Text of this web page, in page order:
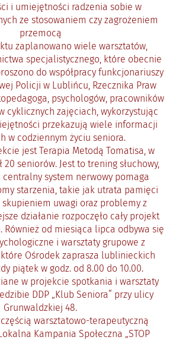
i umiejętności radzenia sobie w
ze stosowaniem czy zagrożeniem
przemocą
zaplanowano wiele warsztatów,
specjalistycznego, które obecnie
do współpracy funkcjonariuszy
Policji w Lublińcu, Rzecznika Praw
psychologów, pracowników
cyklicznych zajęciach, wykorzystując
przekazują wiele informacji
w codziennym życiu seniora.
jest Terapia Metodą Tomatisa, w
20 seniorów. Jest to trening słuchowy,
system nerwowy pomaga
starzenia, takie jak utrata pamięci
skupieniem uwagi oraz problemy z
działanie rozpoczęło cały projekt
Również od miesiąca lipca odbywa się
i warsztaty grupowe z
Ośrodek zaprasza lublinieckich
piątek w godz. od 8.00 do 10.00.
w projekcie spotkania i warsztaty
DDP „Klub Seniora” przy ulicy
Grunwaldzkiej 48.
warsztatowo-terapeutyczną
Kampania Społeczna „STOP